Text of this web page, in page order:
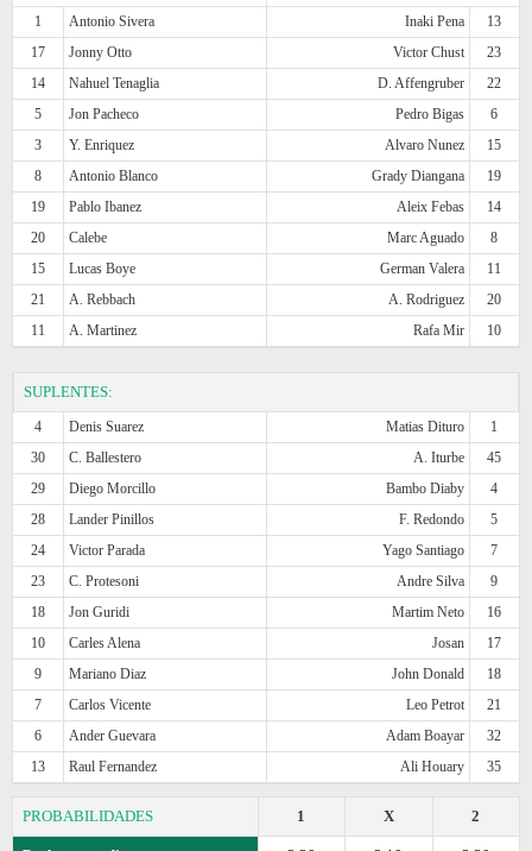
1
Antonio Sivera Inaki Pena
13
17
Jonny Otto Victor Chust
23
14
Nahuel Tenaglia D. Affengruber
22
5
Jon Pacheco Pedro Bigas
6
3
Y. Enriquez Alvaro Nunez
15
8
Antonio Blanco Grady Diangana
19
19
Pablo Ibanez Aleix Febas
14
20
Calebe Marc Aguado
8
15
Lucas Boye German Valera
11
21
A. Rebbach A. Rodriguez
20
11
A. Martinez Rafa Mir 10
SUPLENTES:
4 Denis Suarez Matias Dituro
1
30
C. Ballestero A. Iturbe
45
29
Diego Morcillo Bambo Diaby
4
28
Lander Pinillos F. Redondo
5
24
Victor Parada Yago Santiago
7
23
C. Protesoni Andre Silva
9
18
Jon Guridi Martim Neto
16
10
Carles Alena Josan
17
9
Mariano Diaz John Donald
18
7
Carlos Vicente Leo Petrot
21
6
Ander Guevara Adam Boayar
32
13
Raul Fernandez Ali Houary 35
PROBABILIDADES 2
X
1